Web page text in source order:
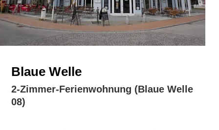
Blaue Welle
2-Zimmer-Ferienwohnung (Blaue Welle
08)